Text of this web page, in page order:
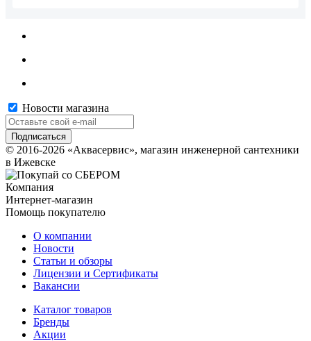
Новости магазина
© 2016-2026 «Аквасервис», магазин инженерной сантехники
в Ижевске
Компания
Интернет-магазин
Помощь покупателю
О компании
Новости
Статьи и обзоры
Лицензии и Сертификаты
Вакансии
Каталог товаров
Бренды
Акции